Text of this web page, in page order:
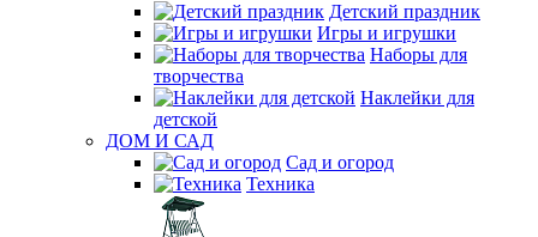
Детский праздник
Игры и игрушки
Наборы для
творчества
Наклейки для
детской
ДОМ И САД
Сад и огород
Техника